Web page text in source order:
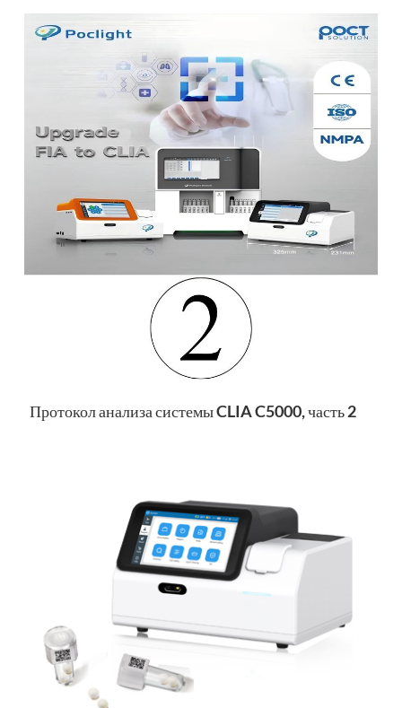
Протокол анализа системы CLIA C5000, часть 2